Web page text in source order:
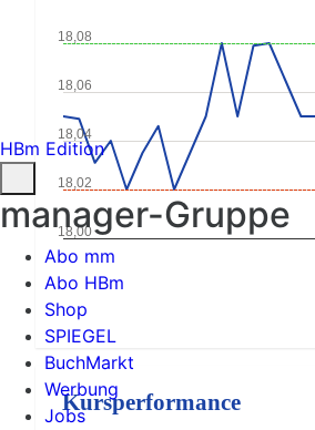
18,00
18,02
18,04
18,06
18,08
Kursperformance
HBm Edition
manager-Gruppe
Abo mm
Abo HBm
Shop
SPIEGEL
BuchMarkt
Werbung
Jobs